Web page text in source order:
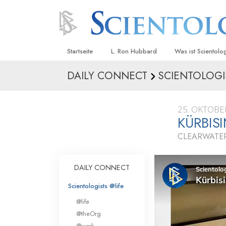
Startseite L. Ron Hubbard Was ist
Anschauungen
Was
sagen
Innerhalb einer
Die
Eine Einführung
DAILY CONNECT
25.
DAILY CONNECT
Scientologists @life
@life
@theOrg